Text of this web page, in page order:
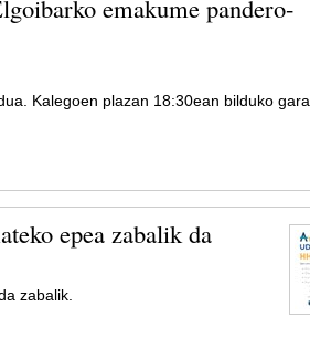
emakume pandero-
Kalegoen plazan 18:30ean bilduko gara,
epea zabalik da
zabalik.